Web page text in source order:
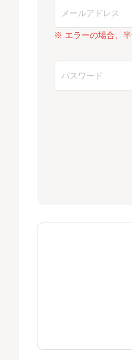
※ エラーの場合、半